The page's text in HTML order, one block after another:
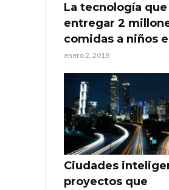
La tecnología
entregar 2
comidas a niños
enero 2, 2018
Ciudades
proyectos que